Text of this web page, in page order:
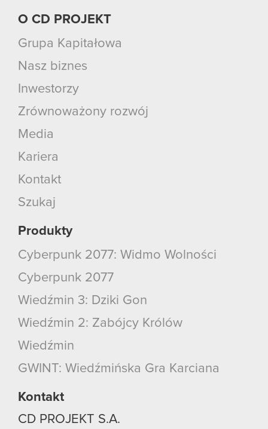
O CD PROJEKT
Grupa Kapitałowa
Nasz biznes
Inwestorzy
Zrównoważony rozwój
Media
Kariera
Kontakt
Szukaj
Produkty
Cyberpunk 2077: Widmo Wolności
Cyberpunk 2077
Wiedźmin 3: Dziki Gon
Wiedźmin 2: Zabójcy Królów
Wiedźmin
GWINT: Wiedźmińska Gra Karciana
Kontakt
CD PROJEKT S.A.